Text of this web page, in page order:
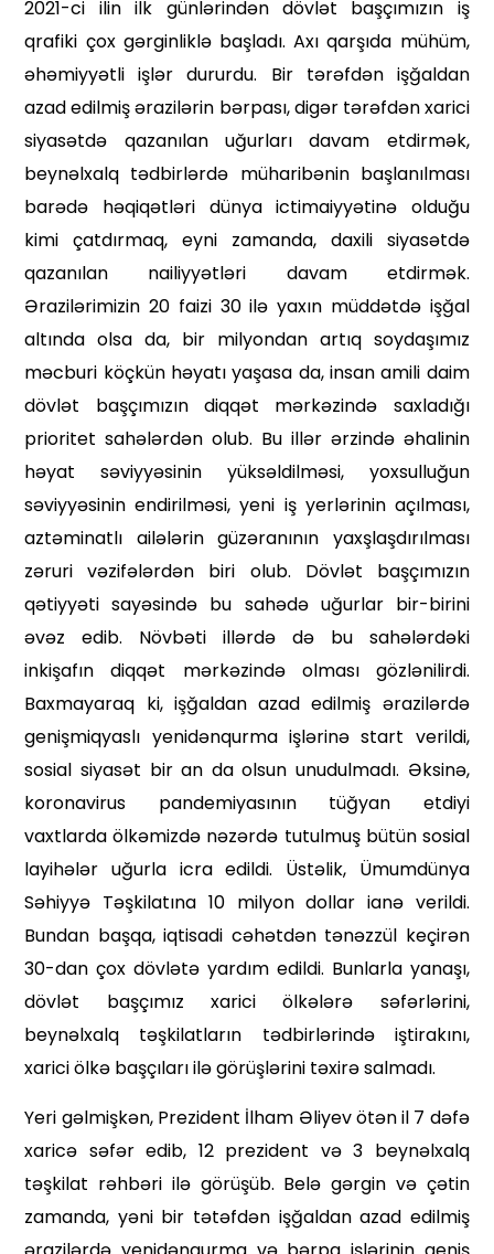
2021-ci ilin ilk günlərindən dövlət başçımızın iş
qrafiki çox gərginliklə başladı. Axı qarşıda mühüm,
əhəmiyyətli işlər durur­du. Bir tərəfdən işğaldan
azad edilmiş ərazilərin bərpası, digər tərəfdən xarici
siyasətdə qaza­nılan uğurları davam etdirmək,
beynəlxalq tədbirlərdə müharibənin başlanılması
barədə həqiqətləri dünya ictimaiyyətinə olduğu
kimi çatdırmaq, eyni zamanda, daxili siyasətdə
qazanılan nailiyyətləri davam etdirmək.
Ərazilərimizin 20 faizi 30 ilə yaxın müddətdə işğal
altında olsa da, bir milyondan artıq soydaşımız
məcburi köçkün həyatı yaşasa da, insan amili daim
dövlət başçımızın diqqət mərkəzində saxladığı
prioritet sahələrdən olub. Bu illər ərzində əhalinin
həyat səviyyəsinin yüksəldilməsi, yoxsul­luğun
səviyyəsinin endirilməsi, yeni iş yerlərinin açılması,
aztəminatlı ailələrin güzəranının yaxşlaşdırılma­sı
zəruri vəzifələrdən biri olub. Dövlət başçımızın
qətiyyəti sayəsində bu sahədə uğurlar bir-birini
əvəz edib. Növbəti illərdə də bu sahələrdəki
inkişafın diqqət mərkəzində ol­ması gözlənilirdi.
Baxmayaraq ki, işğaldan azad edilmiş ərazilərdə
genişmiqyaslı yenidənqurma işlərinə start verildi,
sosial siyasət bir an da olsun unudulmadı. Əksinə,
koro­navirus pandemiyasının tüğyan etdiyi
vaxtlarda ölkəmizdə nəzərdə tutulmuş bütün sosial
layihələr uğurla icra edildi. Üstəlik, Ümum­dünya
Səhiyyə Təşkilatına 10 milyon dollar ianə verildi.
Bundan başqa, iqtisadi cəhətdən tənəzzül keçirən
30-dan çox dövlətə yardım edildi. Bunlarla yanaşı,
dövlət başçımız xarici ölkələrə səfərlərini,
beynəlxalq təşkilatların tədbirlərində iştirakını,
xarici ölkə başçıları ilə görüşlərini təxirə salmadı.
Yeri gəlmişkən, Prezident İlham Əliyev ötən il 7 dəfə
xaricə səfər edib, 12 prezident və 3 beynəlxalq
təşkilat rəhbəri ilə görüşüb. Belə gərgin və çətin
zamanda, yəni bir tətəfdən işğaldan azad edilmiş